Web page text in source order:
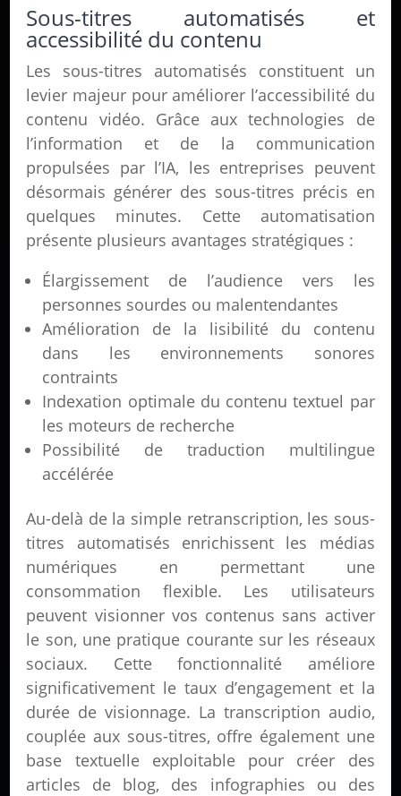
Sous-titres automatisés et
accessibilité du contenu
Les sous-titres automatisés constituent un
levier majeur pour améliorer l’accessibilité du
contenu vidéo. Grâce aux technologies de
l’information et de la communication
propulsées par l’IA, les entreprises peuvent
désormais générer des sous-titres précis en
quelques minutes. Cette automatisation
présente plusieurs avantages stratégiques :
Élargissement de l’audience vers les
personnes sourdes ou malentendantes
Amélioration de la lisibilité du contenu
dans les environnements sonores
contraints
Indexation optimale du contenu textuel par
les moteurs de recherche
Possibilité de traduction multilingue
accélérée
Au-delà de la simple retranscription, les sous-
titres automatisés enrichissent les médias
numériques en permettant une
consommation flexible. Les utilisateurs
peuvent visionner vos contenus sans activer
le son, une pratique courante sur les réseaux
sociaux. Cette fonctionnalité améliore
significativement le taux d’engagement et la
durée de visionnage. La transcription audio,
couplée aux sous-titres, offre également une
base textuelle exploitable pour créer des
articles de blog, des infographies ou des